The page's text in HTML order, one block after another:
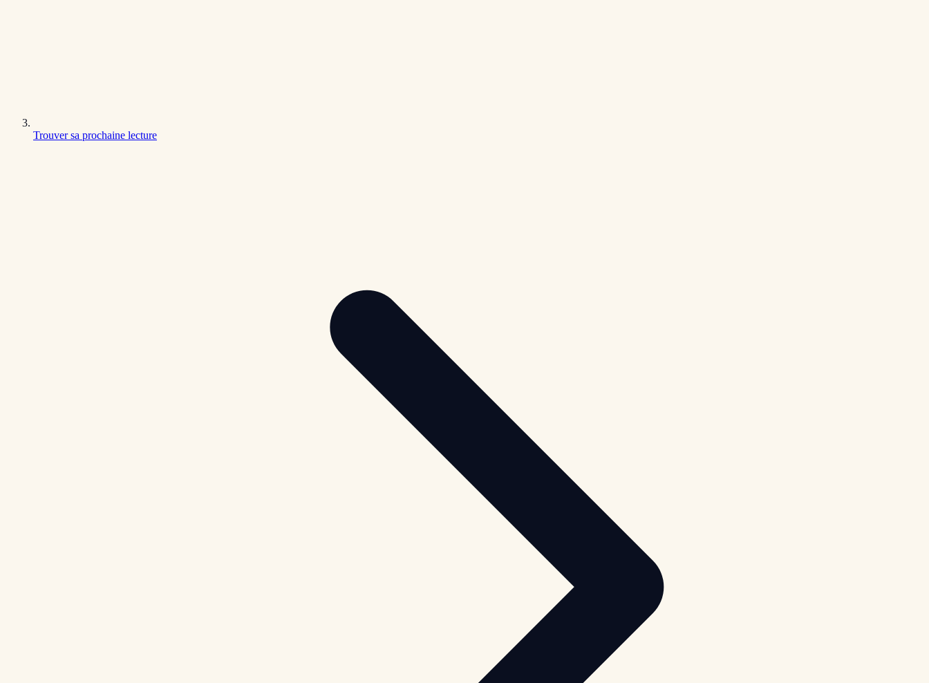
Trouver sa prochaine lecture